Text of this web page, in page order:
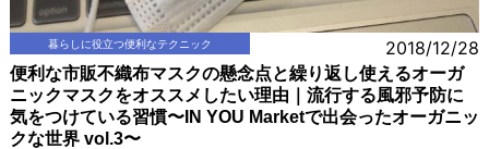
暮らしに役立つ便利なテクニック 2018/12/28
便利な市販不織布マスクの懸念点と繰り返し使えるオーガ
ニックマスクをオススメしたい理由｜流行する風邪予防に
気をつけている習慣〜IN YOU Marketで出会ったオーガニッ
クな世界 vol.3〜